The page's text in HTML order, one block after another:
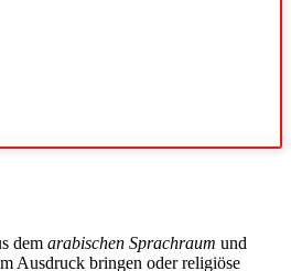
dem arabischen Sprachraum und
Ausdruck bringen oder religiöse